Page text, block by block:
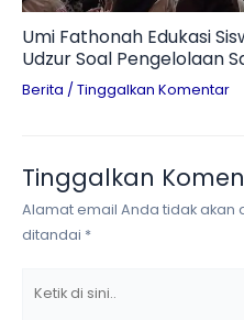
Umi Fathonah Edukasi
Udzur Soal Pengelolaan
Otomotif
Berita / Tinggalkan Komentar
Tinggalkan
Alamat email Anda tidak akan
ditandai *